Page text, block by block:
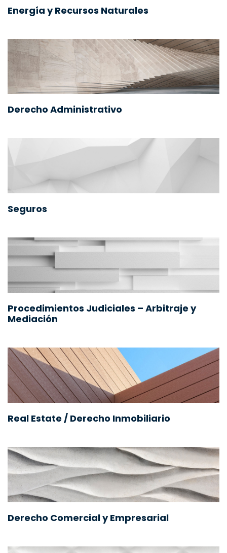
Energía y Recursos Naturales
Derecho Administrativo
Seguros
Procedimientos Judiciales – Arbitraje y
Mediación
Real Estate / Derecho Inmobiliario
Derecho Comercial y Empresarial